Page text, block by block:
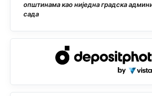
општинама као ниједна градска
сада